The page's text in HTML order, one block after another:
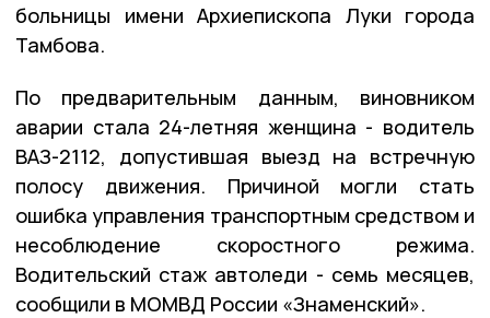
больницы имени Архиепископа Луки города
Тамбова.
По предварительным данным, виновником
аварии стала 24-летняя женщина - водитель
ВАЗ-2112, допустившая выезд на встречную
полосу движения. Причиной могли стать
ошибка управления транспортным средством и
несоблюдение скоростного режима.
Водительский стаж автоледи - семь месяцев,
сообщили в МОМВД России «Знаменский».